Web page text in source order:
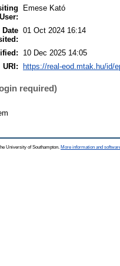
User:
Emese Kató
Date 01 Oct 2024 16:14
10 Dec 2025 14:05
URI:
https://real-eod.mtak.hu/id/
required)
University of Southampton. More information and